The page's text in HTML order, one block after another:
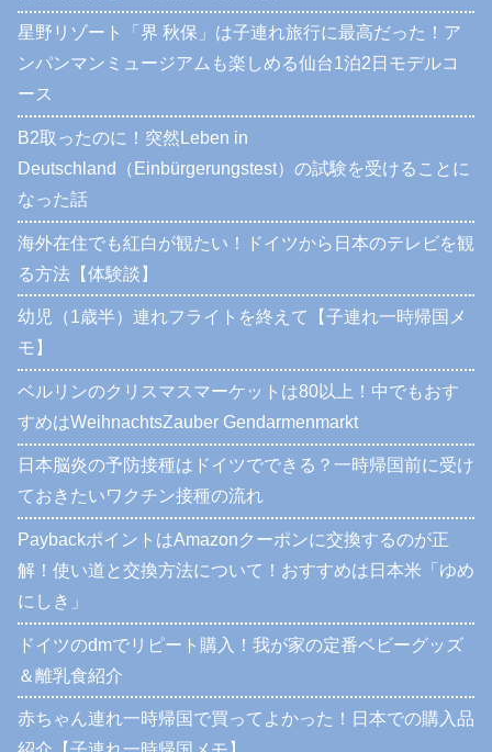
星野リゾート「界 秋保」は子連れ旅行に最高だった！ア
ンパンマンミュージアムも楽しめる仙台1泊2日モデルコ
ース
B2取ったのに！突然Leben in
Deutschland（Einbürgerungstest）の試験を受けることに
なった話
海外在住でも紅白が観たい！ドイツから日本のテレビを観
る方法【体験談】
幼児（1歳半）連れフライトを終えて【子連れ一時帰国メ
モ】
ベルリンのクリスマスマーケットは80以上！中でもおす
すめはWeihnachtsZauber Gendarmenmarkt
日本脳炎の予防接種はドイツでできる？一時帰国前に受け
ておきたいワクチン接種の流れ
PaybackポイントはAmazonクーポンに交換するのが正
解！使い道と交換方法について！おすすめは日本米「ゆめ
にしき」
ドイツのdmでリピート購入！我が家の定番ベビーグッズ
＆離乳食紹介
赤ちゃん連れ一時帰国で買ってよかった！日本での購入品